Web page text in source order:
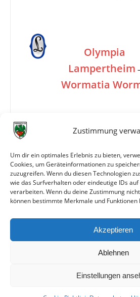
Zustimmung
Um dir ein optimales Erlebnis zu bieten,
Cookies, um Geräteinformationen zu
zuzugreifen. Wenn du diesen Technologien
wie das Surfverhalten oder eindeutige IDs
verarbeiten. Wenn du deine Zustimmung
können bestimmte Merkmale und
Akzeptieren
Ablehnen
Einstellungen
Olympia
Lampertheim
Wormatia
0:5
200 Zuschauer
Info Hans-Pfeiffer-
Alle bisherigen Partien der beiden
anzeigen